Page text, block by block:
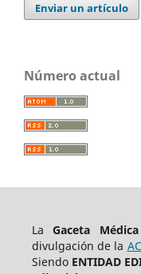
Enviar un artículo
Número actual
LaGaceta
divulgación de la
Siendo ENTIDAD